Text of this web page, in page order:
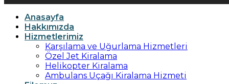
Anasayfa
Hakkımızda
Hizmetlerimiz
Karşılama ve Uğurlama Hizmetleri
Özel Jet Kiralama
Helikopter Kiralama
Ambulans Uçağı Kiralama Hizmeti